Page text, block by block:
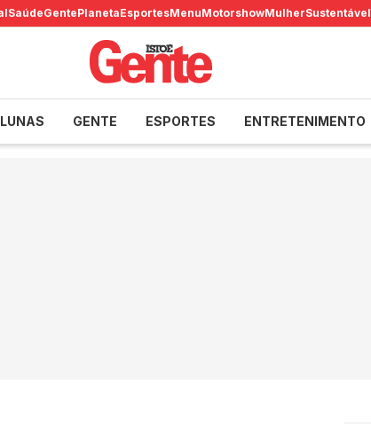
SaúdeGentePlanetaEsportesMenuMotorshowMulherSustentável
GENTE ESPORTES ENTRETENIMENTO